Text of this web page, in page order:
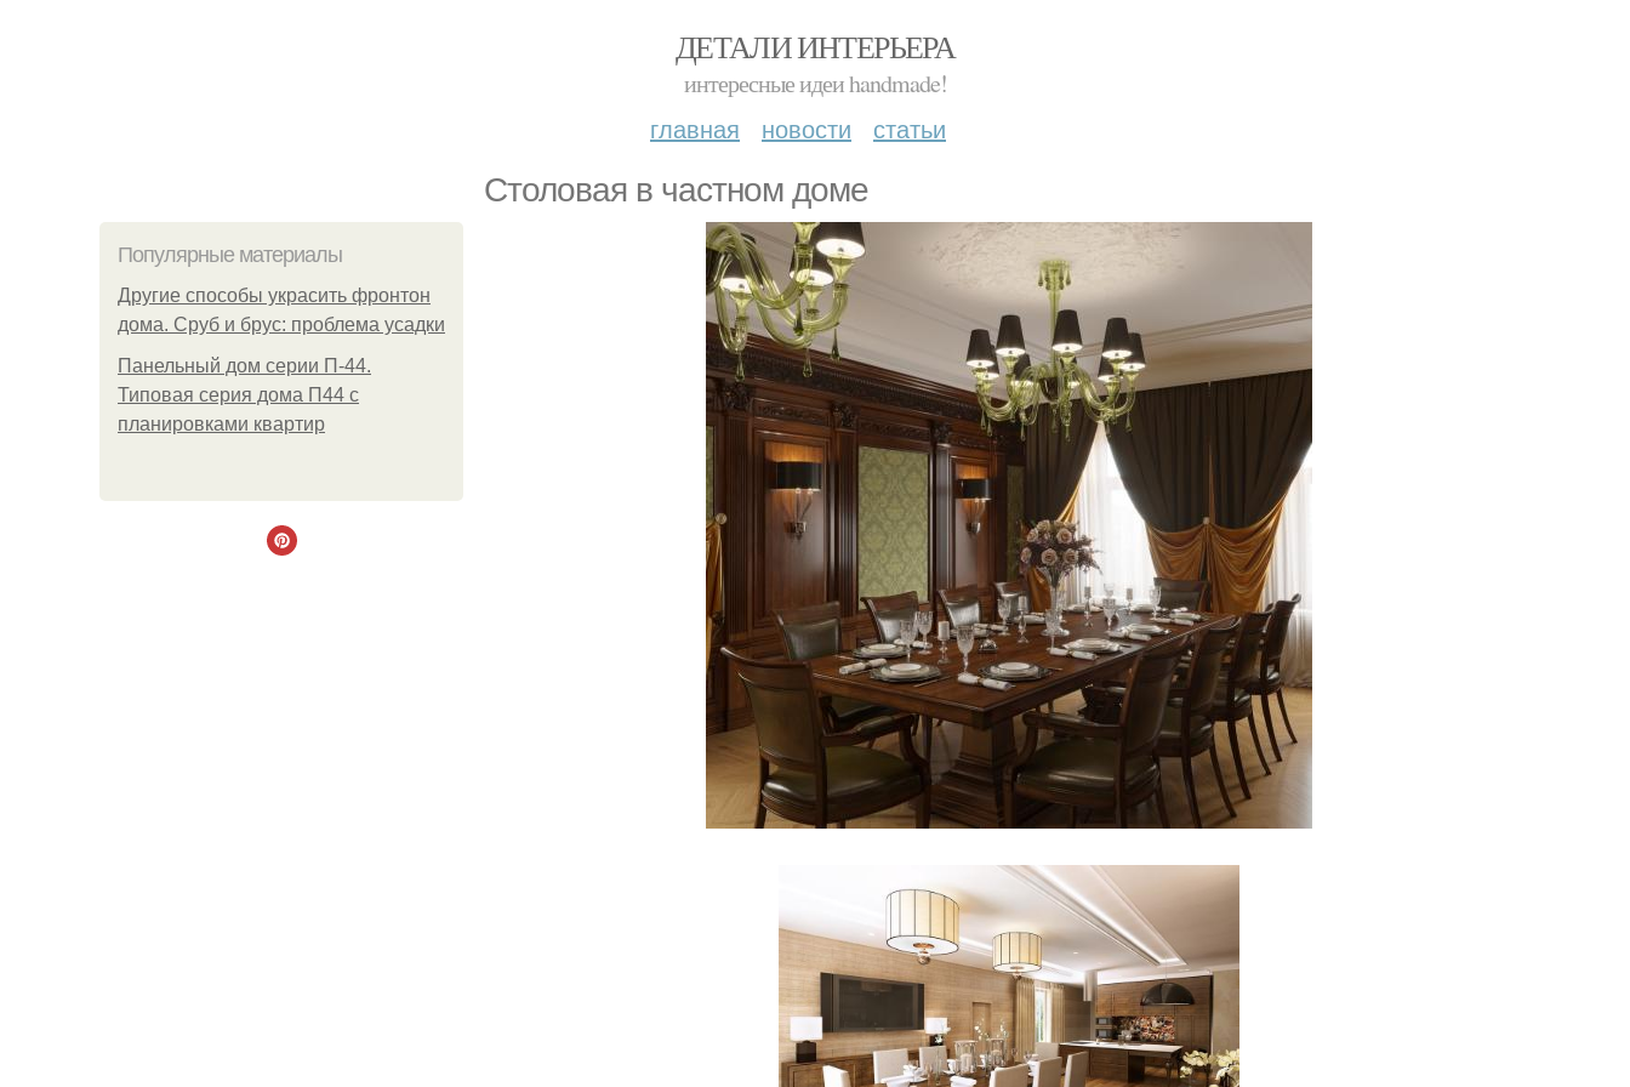
ДЕТАЛИ ИНТЕРЬЕРА
интересные идеи handmade!
главная новости статьи
Столовая в частном доме
Популярные материалы
Другие способы украсить фронтон
дома. Сруб и брус: проблема усадки
Панельный дом серии П-44.
Типовая серия дома П44 с
планировками квартир